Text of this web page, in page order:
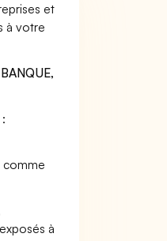
et
à votre
BANQUE,
comme
à